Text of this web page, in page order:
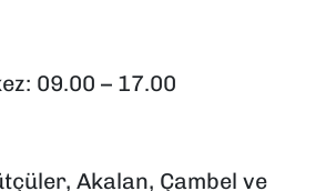
09.00 – 17.00
Akalan, Çambel ve